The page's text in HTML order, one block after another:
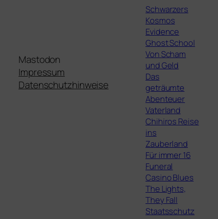
Mastodon
Impressum
Datenschutzhinweise
Schwarzers
Kosmos
Evidence
Ghost School
Von Scham
und Geld
Das
geträumte
Abenteuer
Vaterland
Chihiros Reise
ins
Zauberland
Für immer 16
Funeral
Casino Blues
The Lights,
They Fall
Staatsschutz